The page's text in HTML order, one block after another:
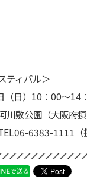
ティバル＞
（日）10：00〜14
川敷公園（大阪府摂
6383-1111（